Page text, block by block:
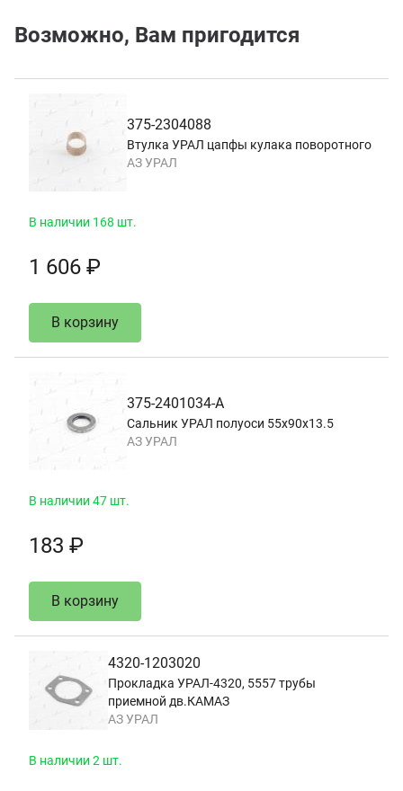
Возможно, Вам пригодится
375-2304088
Втулка УРАЛ цапфы кулака поворотного
АЗ УРАЛ
В наличии 168 шт.
1 606 ₽
В корзину
375-2401034-А
Сальник УРАЛ полуоси 55х90х13.5
АЗ УРАЛ
В наличии 47 шт.
183 ₽
В корзину
4320-1203020
Прокладка УРАЛ-4320, 5557 трубы
приемной дв.КАМАЗ
АЗ УРАЛ
В наличии 2 шт.